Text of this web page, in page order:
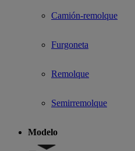
Camión-remolque
Furgoneta
Remolque
Semirremolque
Modelo